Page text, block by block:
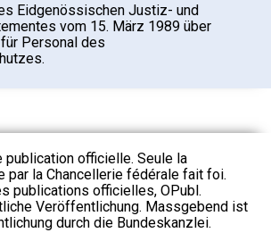
Eidgenössischen Justiz- und
vom 15. März 1989 über
Personal des
publication officielle. Seule la
par la Chancellerie fédérale fait foi.
publications officielles, OPubl.
Veröffentlichung. Massgebend ist
durch die Bundeskanzlei.